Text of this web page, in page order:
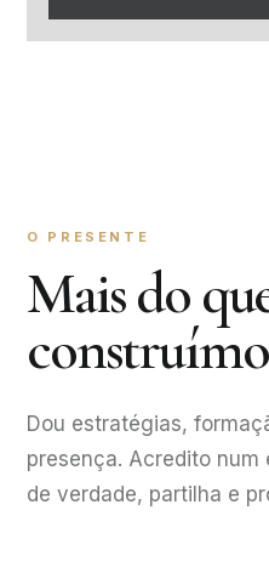
O PRESENTE
Mais do
Dou estratégias,
presença. Acredito
de verdade, partilha e